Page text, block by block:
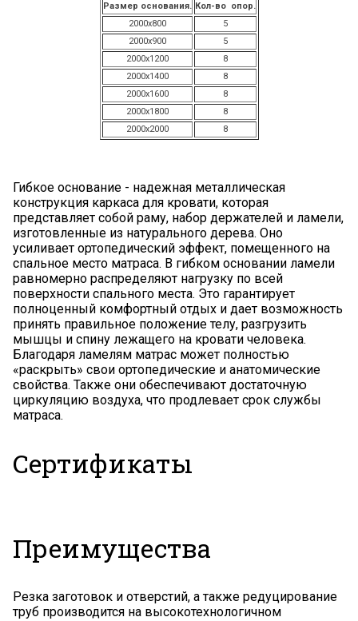
Размер основания. Кол-во опор.
2000х800
5
2000х900
5
2000х1200
8
2000х1400
8
2000х1600
8
2000х1800
8
2000х2000
8
Гибкое основание - надежная металлическая
конструкция каркаса для кровати, которая
представляет собой раму, набор держателей и ламели,
изготовленные из натурального дерева. Оно
усиливает ортопедический эффект, помещенного на
спальное место матраса. В гибком основании ламели
равномерно распределяют нагрузку по всей
поверхности спального места. Это гарантирует
полноценный комфортный отдых и дает возможность
принять правильное положение телу, разгрузить
мышцы и спину лежащего на кровати человека.
Благодаря ламелям матрас может полностью
«раскрыть» свои ортопедические и анатомические
свойства. Также они обеспечивают достаточную
циркуляцию воздуха, что продлевает срок службы
матраса.
Сертификаты
Преимущества
Резка заготовок и отверстий, а также редуцирование
труб производится на высокотехнологичном